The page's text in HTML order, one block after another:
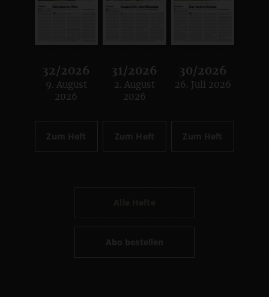
32/2026
:
9. August
2026
Zum Heft
31/2026
:
2. August
2026
Zum Heft
30/2026
:
26. Juli 2026
Zum Heft
Abo bestellen